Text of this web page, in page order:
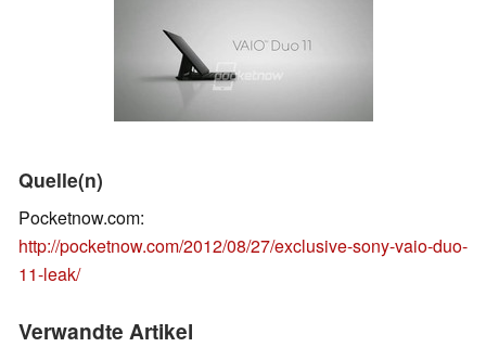
Quelle(n)
Pocketnow.com:
http://pocketnow.com/2012/08/27/exclusive-sony-vaio-duo-
11-leak/
Verwandte Artikel